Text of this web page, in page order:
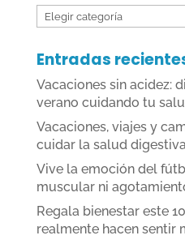
Categorías
Entradas
Vacaciones sin acidez:
verano cuidando tu
Vacaciones, viajes y
cuidar la salud
Vive la emoción del
muscular ni
Regala bienestar este
realmente hacen sentir